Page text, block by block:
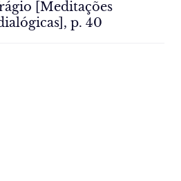
[Meditações
p. 40